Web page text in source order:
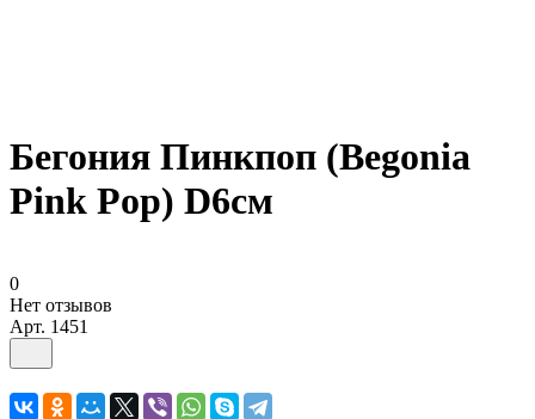
Бегония Пинкпоп (Begonia
Pink Pop) D6см
0
Нет отзывов
Арт. 1451